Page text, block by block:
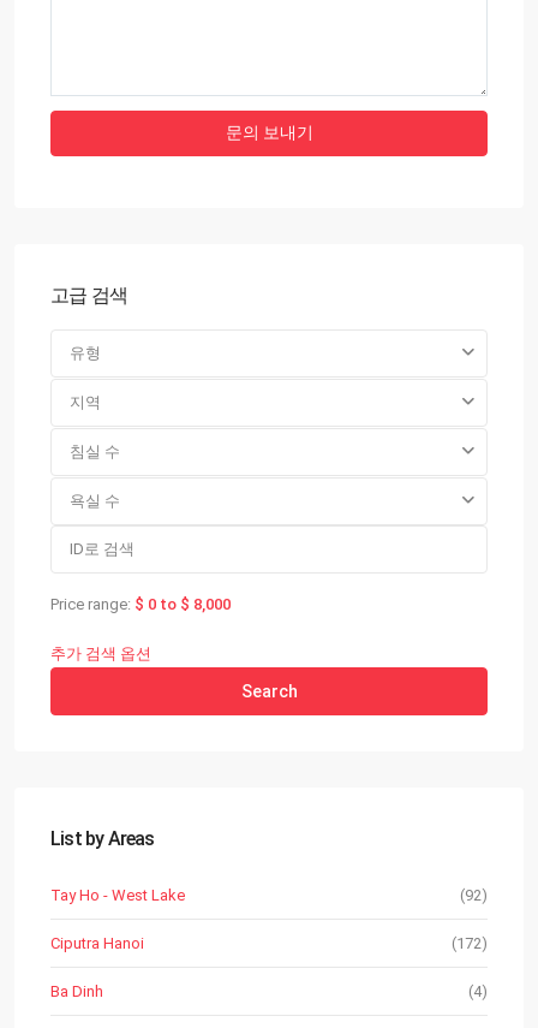
고급 검색
유형
지역
침실 수
욕실 수
Price range: $ 0 to $ 8,000
추가 검색 옵션
Search
List by Areas
Tay Ho - West Lake (92)
Ciputra Hanoi (172)
Ba Dinh (4)